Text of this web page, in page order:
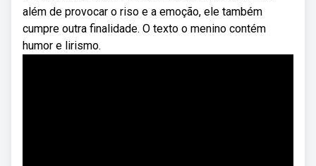
além de provocar o riso e a emoção, ele também
cumpre outra finalidade. O texto o menino contém
humor e lirismo.